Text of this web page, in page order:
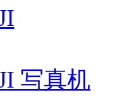
写真机